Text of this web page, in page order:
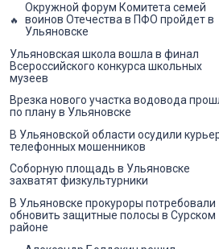
Окружной форум Комитета семей
воинов Отечества в ПФО пройдет в
Ульяновске
Ульяновская школа вошла в финал
Всероссийского конкурса школьных
музеев
Врезка нового участка водовода
по плану в Ульяновске
В Ульяновской области осудили
телефонных мошенников
Соборную площадь в Ульяновске
захватят физкультурники
В Ульяновске прокуроры потребовали
обновить защитные полосы в Сурском
районе